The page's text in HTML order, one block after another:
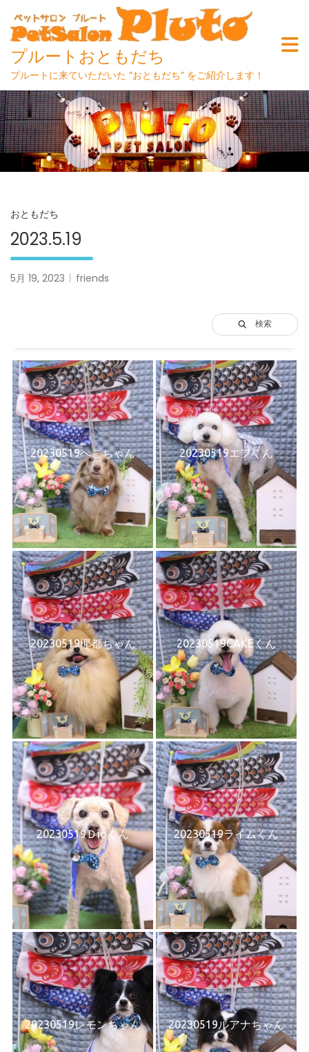
Skip
to
content
プルートおともだち
プルートに来ていただいた ”おともだち” をご紹介します！
おともだち
2023.5.19
5月 19, 2023 friends
検索
20230519ぺこちゃん 20230519エフくん
20230519梛都ちゃん 20230519CAKEくん
20230519Ｄioくん 20230519ライムくん
20230519レモンちゃん 20230519ルアナちゃん